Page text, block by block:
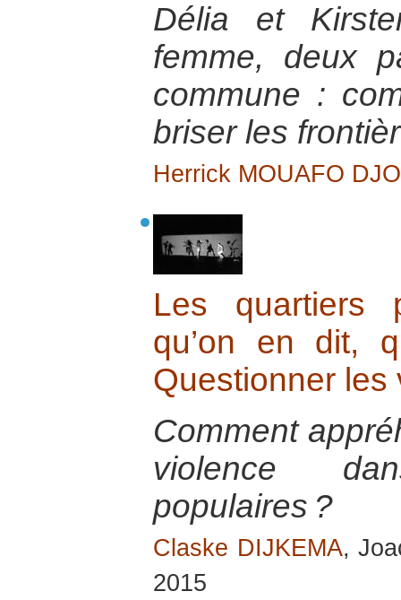
Délia et
femme, deux
commune :
briser les
Herrick MOUAFO
Les quartiers
qu’on en dit,
Questionner les
Comment
violence
populaires ?
Claske DIJKEMA,
2015